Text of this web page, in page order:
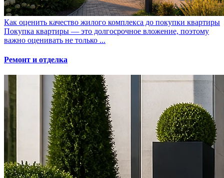
Как оценить качество жилого комплекса до покупки квартиры
Покупка квартиры — это долгосрочное вложение, поэтому
важно оценивать не только ...
Ремонт и отделка